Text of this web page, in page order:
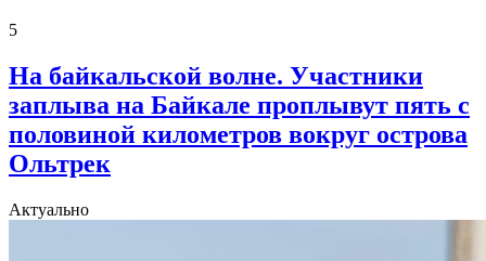
5
На байкальской волне. Участники
заплыва на Байкале проплывут пять с
половиной километров вокруг острова
Ольтрек
Актуально